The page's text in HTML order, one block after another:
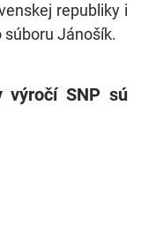
republiky i
Jánošík.
výročí SNP sú